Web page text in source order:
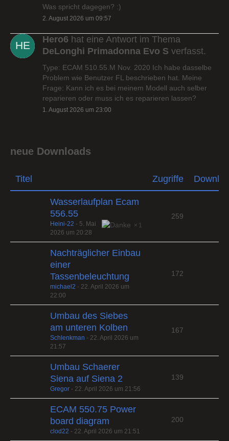
Was spricht dagegen? :)
2. August 2026 um 09:57
Hero6 hat eine Antwort im Thema
DeLonghi Primadonna Evo S verfasst.
Type: ECAM 510.55.M Nov. 2020 Ich habe dasselbe
Problem wie Benutzer FL beschrieben hat. Meine
Frage: Kann ich es bei meinem Modell auch selber
reparieren oder muss ich es reparieren lassen?
1. August 2026 um 23:00
neue Downloads
Titel Zugriffe
Wasserlaufplan Ecam
556.55
1
Heini-22 - 5. Mai
2026 um 20:28
259
Nachträglicher Einbau
einer
Tassenbeleuchtung
michael2 - 22. April 2026 um
22:00
172
Umbau des Siebes
am unteren Kolben
Schlenkman - 22. April 2026 um
21:57
167
Umbau Schaerer
Siena auf Siena 2
Gregor - 22. April 2026 um 21:56
139
ECAM 550.75 Power
board diagram
clod22 - 22. April 2026 um 21:51
200